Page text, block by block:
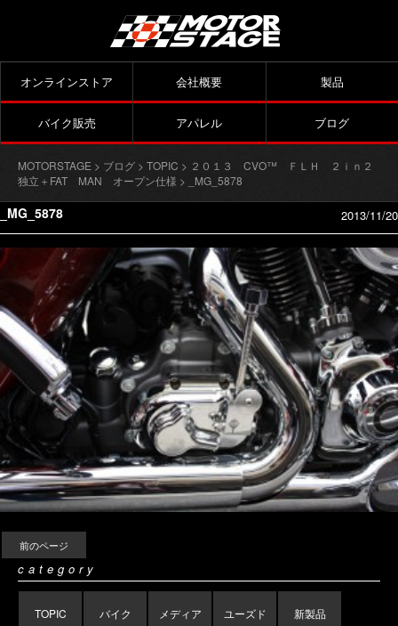
オンラインストア 会社概要 製品
バイク販売 アパレル ブログ
MOTORSTAGE > ブログ > TOPIC > ２０１３ CVO™ ＦＬＨ ２ｉｎ２
独立＋FAT MAN オープン仕様 > _MG_5878
_MG_5878 2013/11/20
前のページ
category
TOPIC バイク メディア ユーズド 新製品